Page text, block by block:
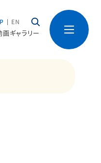
EN
画ギャラリー